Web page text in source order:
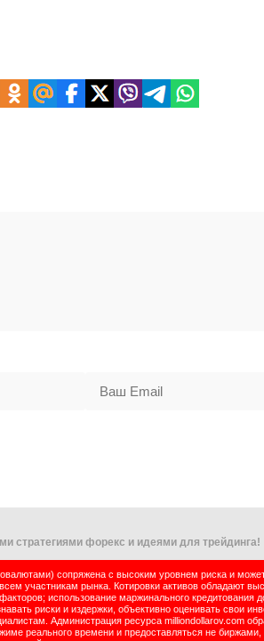
стратегиями форекс и идеями для трейдинга!
сопряжена с высоким уровнем риска и
участникам рынка. Котировки активов обладают
использование маржинального кредитования
риски и издержки, объективно оценивать свои
Администрация ресурса milliondollarov.com
реального времени и предоставляться не биржами,